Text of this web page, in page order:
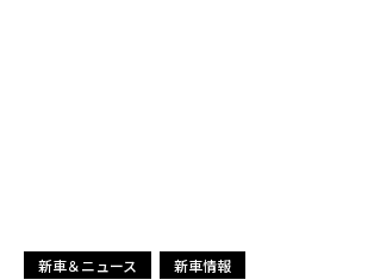
新車＆ニュース 新車情報